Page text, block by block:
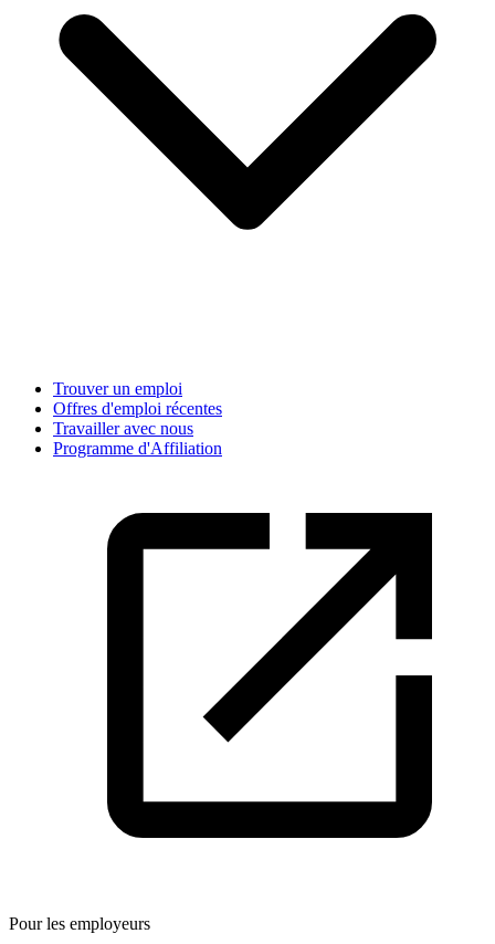
Trouver un emploi
Offres d'emploi récentes
Travailler avec nous
Programme d'Affiliation
Pour les employeurs